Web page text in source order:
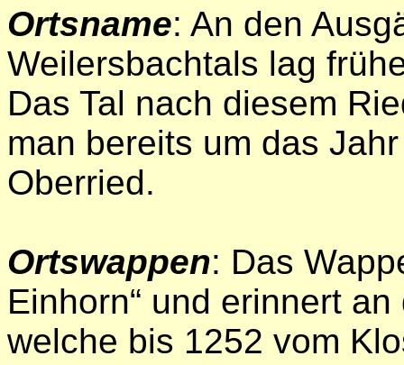
Ortsname: An den
Weilersbachtals lag
Das Tal nach diesem
man bereits um das
Oberried.
Ortswappen: Das
Einhorn“ und erinnert
welche bis 1252 vom